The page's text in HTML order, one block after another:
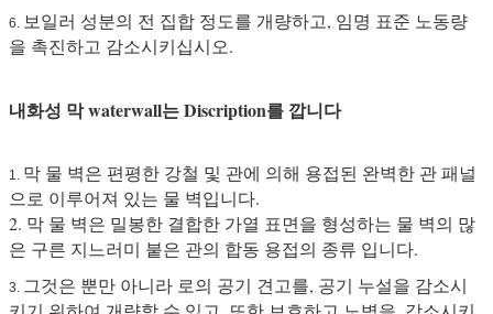
6. 보일러 성분의 전 집합 정도를 개량하고, 임명 표준 노동량
을 촉진하고 감소시키십시오.
내화성 막 waterwall는 Discription를 깝니다
1. 막 물 벽은 편평한 강철 및 관에 의해 용접된 완벽한 관 패널
으로 이루어져 있는 물 벽입니다.
2. 막 물 벽은 밀봉한 결합한 가열 표면을 형성하는 물 벽의 많
은 구른 지느러미 붙은 관의 합동 용접의 종류 입니다.
3. 그것은 뿐만 아니라 로의 공기 견고를, 공기 누설을 감소시